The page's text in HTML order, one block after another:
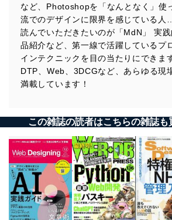
など、Photoshopを「なんとなく」使
流でのデザインに限界を感じている人
読んでいただきたいのが「MdN」 実
品紹介など、第一線で活躍しているプ
インテクニックを目の当たりにできま
DTP、Web、3DCGなど、あらゆる現
満載しています！
この雑誌の読者はこちらの雑誌も